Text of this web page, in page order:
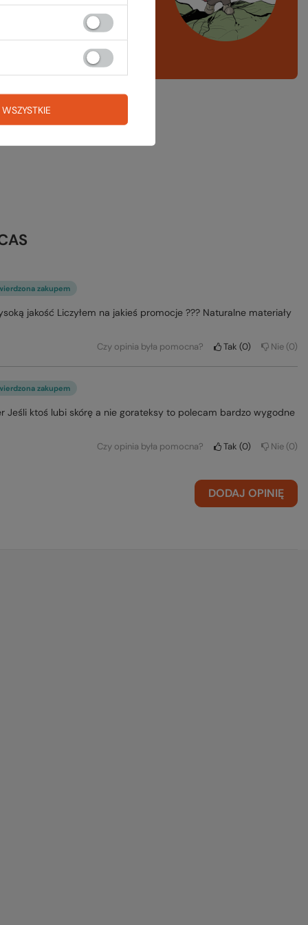
zakupem
jakość Liczyłem na jakieś promocje ??? Naturalne materiały
Czy opinia była pomocna? Tak 0 Nie 0
zakupem
Jeśli ktoś lubi skórę a nie gorateksy to polecam bardzo wygodne
Czy opinia była pomocna? Tak 0 Nie 0
DODAJ OPINIĘ